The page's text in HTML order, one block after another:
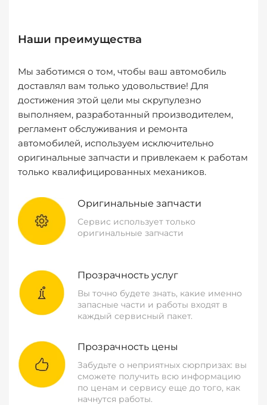
Наши преимущества
Мы заботимся о том, чтобы ваш автомобиль
доставлял вам только удовольствие! Для
достижения этой цели мы скрупулезно
выполняем, разработанный производителем,
регламент обслуживания и ремонта
автомобилей, используем исключительно
оригинальные запчасти и привлекаем к работам
только квалифицированных механиков.
Оригинальные запчасти
Сервис использует только
оригинальные запчасти
Прозрачность услуг
Вы точно будете знать, какие именно
запасные части и работы входят в
каждый сервисный пакет.
Прозрачность цены
Забудьте о неприятных сюрпризах: вы
сможете получить всю информацию
по ценам и сервису еще до того, как
начнутся работы.